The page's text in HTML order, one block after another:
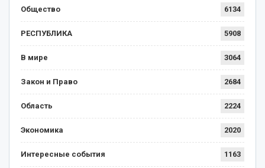
Общество 6134
РЕСПУБЛИКА 5908
В мире 3064
Закон и Право 2684
Область 2224
Экономика 2020
Интересные события 1163